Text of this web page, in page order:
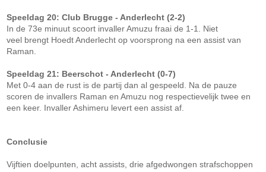
Speeldag 20: Club Brugge - Anderlecht (2-2)
In de 73e minuut scoort invaller Amuzu fraai de 1-1. Niet
veel brengt Hoedt Anderlecht op voorsprong na een assist van
Raman.
Speeldag 21: Beerschot - Anderlecht (0-7)
Met 0-4 aan de rust is de partij dan al gespeeld. Na de pauze
scoren de invallers Raman en Amuzu nog respectievelijk twee en
een keer. Invaller Ashimeru levert een assist af.
Conclusie
Vijftien doelpunten, acht assists, drie afgedwongen strafschoppen